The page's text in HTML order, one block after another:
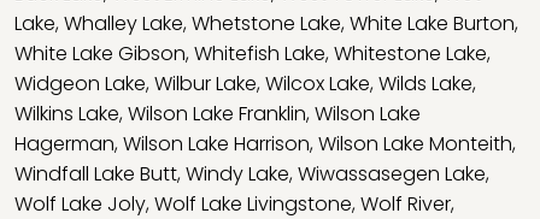
Lake,Whalley Lake,Whetstone Lake,White Lake Burton,
White Lake Gibson,Whitefish Lake,Whitestone Lake,
Widgeon Lake,Wilbur Lake,Wilcox Lake,Wilds Lake,
Wilkins Lake,Wilson Lake Franklin,Wilson Lake
Hagerman,Wilson Lake Harrison,Wilson Lake Monteith,
Windfall Lake Butt,Windy Lake,Wiwassasegen Lake,
Wolf Lake Joly,Wolf Lake Livingstone,Wolf River,